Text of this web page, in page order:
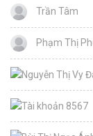
Trần Tâm
Phạm Thị